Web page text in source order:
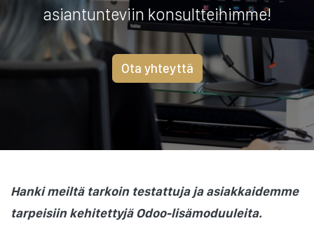
asiantunteviin konsultteihimme!
Ota yhteyttä
Hanki meiltä tarkoin testattuja ja asiakkaidemme
tarpeisiin kehitettyjä Odoo-lisämoduuleita.